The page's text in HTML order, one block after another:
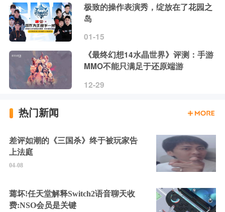
极致的操作表演秀，绽放在了花园之
岛
01-15
《最终幻想14水晶世界》评测：手游
MMO不能只满足于还原端游
12-29
热门新闻
差评如潮的《三国杀》终于被玩家告
上法庭
04-08
蔫坏!任天堂解释Switch2语音聊天收
费:NSO会员是关键